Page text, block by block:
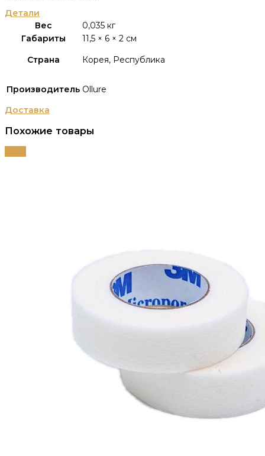
Детали
Вес
0,035 кг
Габариты
11,5 × 6 × 2 см
Страна
Корея, Республика
Производитель Ollure
Доставка
Похожие товары